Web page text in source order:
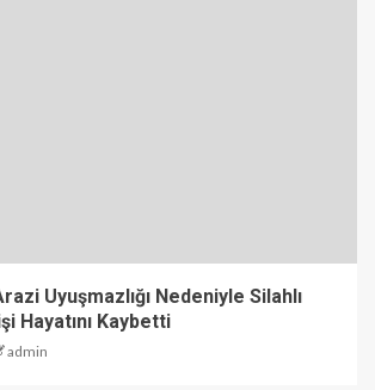
Uyuşmazlığı Nedeniyle Silahlı
Hayatını Kaybetti
admin